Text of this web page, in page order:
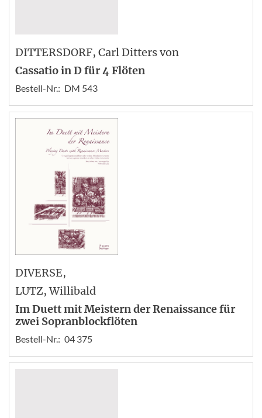
DITTERSDORF, Carl Ditters von
Cassatio in D für 4 Flöten
Bestell-Nr.: DM 543
DIVERSE,
LUTZ, Willibald
Im Duett mit Meistern der Renaissance für
zwei Sopranblockflöten
Bestell-Nr.: 04 375